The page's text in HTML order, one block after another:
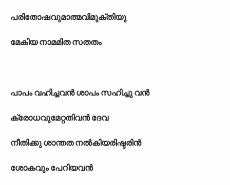
പരിതോഷവുമാത്മവിമുക്തിയു
മേകിയ നാമമിത സതതം
പാപം വഹിച്ചവൻ ശാപം സഹിച്ചു വൻ
ക്രോധവുമേറ്റതിവൻ ദേവ
നീതിക്കു ശാന്തത നൽകിയരിഷ്ടരിൻ
ശോകവും പേറിയവൻ